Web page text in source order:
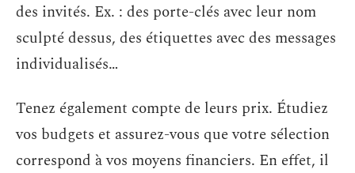
des invités. Ex. : des porte-clés avec leur nom
sculpté dessus, des étiquettes avec des messages
individualisés…
Tenez également compte de leurs prix. Étudiez
vos budgets et assurez-vous que votre sélection
correspond à vos moyens financiers. En effet, il